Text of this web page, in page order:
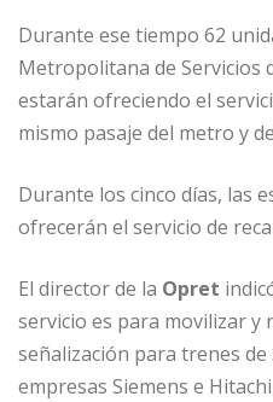
Durante ese tiempo 62
Metropolitana de Servicios
estarán ofreciendo el
mismo pasaje del metro y
Durante los cinco días, las
ofrecerán el servicio de
El director de la Opret
servicio es para movilizar
señalización para trenes de
empresas Siemens e